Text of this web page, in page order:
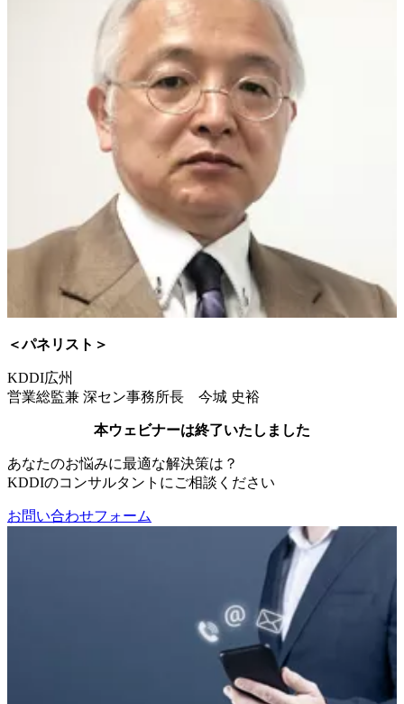
＜パネリスト＞
KDDI広州
営業総監兼 深セン事務所長 今城 史裕
本ウェビナーは終了いたしました
あなたのお悩みに最適な解決策は？
KDDIのコンサルタントにご相談ください
お問い合わせフォーム